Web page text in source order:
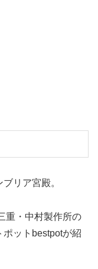
リア宮殿。
重・中村製作所の
ットbestpotが紹